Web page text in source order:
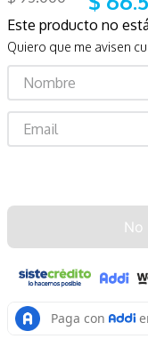
Este producto no
Quiero que me avisen
posay